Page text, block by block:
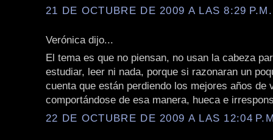
21 DE OCTUBRE DE 2009 A LAS 8:29 P.M.
Verónica dijo...
El tema es que no piensan, no usan la cabeza
estudiar, leer ni nada, porque si razonaran un
cuenta que están perdiendo los mejores años de
comportándose de esa manera, hueca e
22 DE OCTUBRE DE 2009 A LAS 12:04